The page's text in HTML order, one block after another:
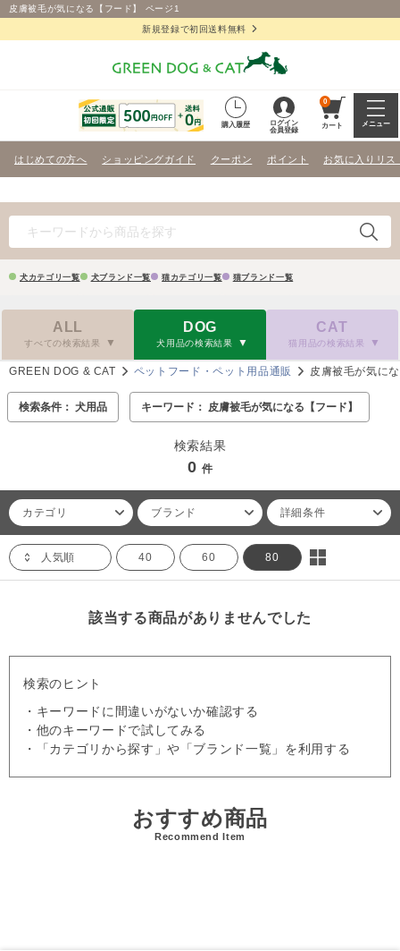
皮膚被毛が気になる【フード】 ページ1
新規登録で初回送料無料
購入履歴
ログイン
会員登録
0
カート メニュー
はじめての方へ ショッピングガイド クーポン ポイント お気に入りリス
犬カテゴリ一覧 犬ブランド一覧 猫カテゴリ一覧 猫ブランド一覧
ALL
すべての検索結果
DOG
犬用品の検索結果
CAT
猫用品の検索結果
GREEN DOG & CAT ペットフード・ペット用品通販 皮膚被毛が気に
検索条件： 犬用品 キーワード： 皮膚被毛が気になる【フード】
検索結果
0 件
カテゴリ ブランド 詳細条件
人気順 40 60 80
該当する商品がありませんでした
検索のヒント
・キーワードに間違いがないか確認する
・他のキーワードで試してみる
・「カテゴリから探す」や「ブランド一覧」を利用する
おすすめ商品
Recommend Item